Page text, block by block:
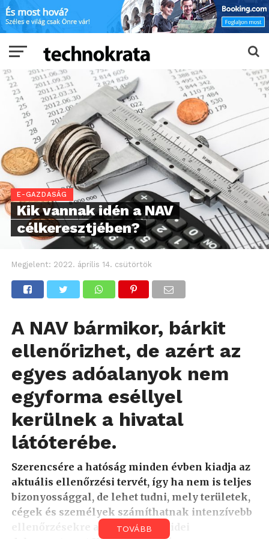
E-GAZDASÁG
Kik vannak idén a NAV
célkeresztjében?
Megjelent: 2022. április 14. csütörtök
A NAV bármikor, bárkit
ellenőrizhet, de azért az
egyes adóalanyok nem
egyforma eséllyel
kerülnek a hivatal
látóterébe.
Szerencsére a hatóság minden évben kiadja az
aktuális ellenőrzési tervét, így ha nem is teljes
bizonyossággal, de lehet tudni, mely területek,
cégek és személyek számíthatnak intenzívebb
ellenőrzésekre az év során. Az idei
TOVÁBB